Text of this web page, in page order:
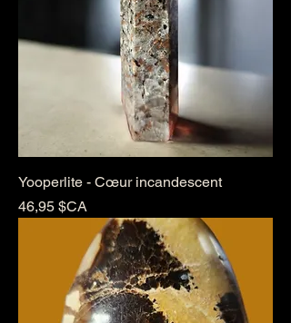
Yooperlite - Cœur incandescent
Prix
46,95 $CA